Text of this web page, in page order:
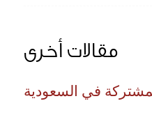
مقالات أخرى
في السعودية